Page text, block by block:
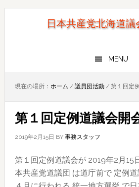
Skip
Skip
日本共産党北海道議
MENU
現在の場所： ホーム / 議員団活動 /第１回定
第１回定例道議会開
2019年2月15日 BY 事務スタッフ
第１回定例道議会が 2019年2月15
本共産党道議団 は道庁前で 定例道